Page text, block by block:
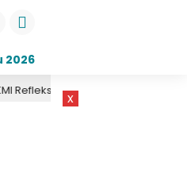
2026
untuk Masyarakat
x